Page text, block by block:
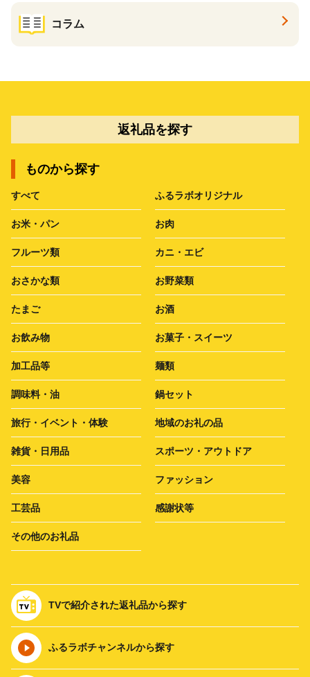
コラム
返礼品を探す
ものから探す
すべて ふるラボオリジナル
お米・パン お肉
フルーツ類 カニ・エビ
おさかな類 お野菜類
たまご お酒
お飲み物 お菓子・スイーツ
加工品等 麺類
調味料・油 鍋セット
旅行・イベント・体験 地域のお礼の品
雑貨・日用品 スポーツ・アウトドア
美容 ファッション
工芸品 感謝状等
その他のお礼品
TVで紹介された返礼品から探す
ふるラボチャンネルから探す